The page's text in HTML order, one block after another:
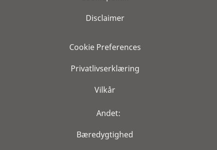
Disclaimer
Cookie Preferences
Privatlivserklæring
Vilkår
Andet:
Bæredygtighed